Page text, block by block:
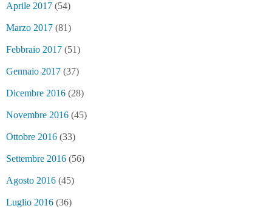
Aprile 2017 (54)
Marzo 2017 (81)
Febbraio 2017 (51)
Gennaio 2017 (37)
Dicembre 2016 (28)
Novembre 2016 (45)
Ottobre 2016 (33)
Settembre 2016 (56)
Agosto 2016 (45)
Luglio 2016 (36)